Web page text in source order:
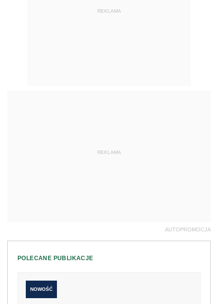
REKLAMA
REKLAMA
AUTOPROMOCJA
POLECANE PUBLIKACJE
NOWOŚĆ